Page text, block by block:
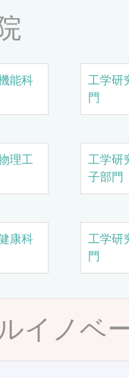
能科
工学研
門
理工
工学研
子部門
康科
工学研
門
イノベ